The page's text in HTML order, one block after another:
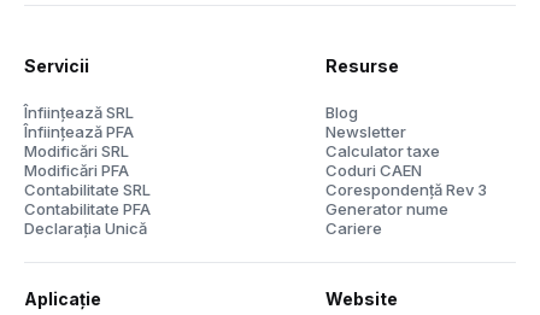
Servicii
Înființează SRL
Înființează PFA
Modificări SRL
Modificări PFA
Contabilitate SRL
Contabilitate PFA
Declarația Unică
Resurse
Blog
Newsletter
Calculator taxe
Coduri CAEN
Corespondență Rev 3
Generator nume
Cariere
Aplicație Website